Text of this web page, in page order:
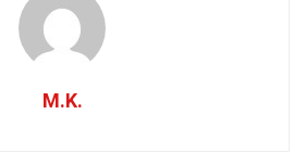
M.K.